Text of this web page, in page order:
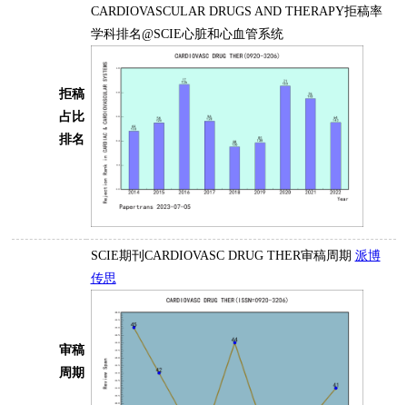
拒稿
占比
排名
CARDIOVASCULAR DRUGS AND THERAPY拒稿率
学科排名@SCIE心脏和心血管系统
审稿
周期
SCIE期刊CARDIOVASC DRUG THER审稿周期 派博
传思